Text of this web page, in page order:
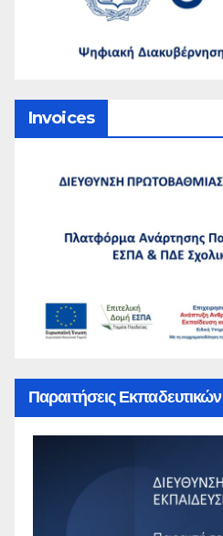
Invoices
Παραιτήσεις Εκπαδευτικών